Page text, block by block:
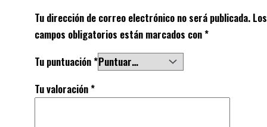
Tu dirección de correo electrónico no será publicada. Los
campos obligatorios están marcados con*
Tu puntuación*
Tu valoración*